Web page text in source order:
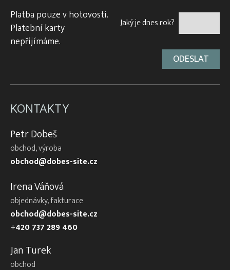
Platba pouze v hotovosti.
Platební karty
nepřijímáme.
Jaký je dnes rok?
KONTAKTY
Petr Dobeš
obchod, výroba
obchod@dobes-site.cz
Irena Váňová
objednávky, fakturace
obchod@dobes-site.cz
+420 737 289 460
Jan Turek
obchod